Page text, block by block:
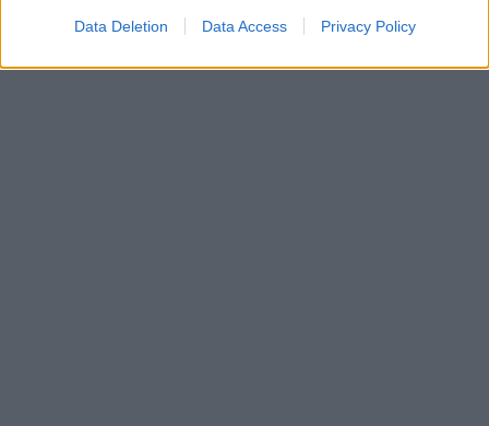
Data Deletion Data Access Privacy Policy